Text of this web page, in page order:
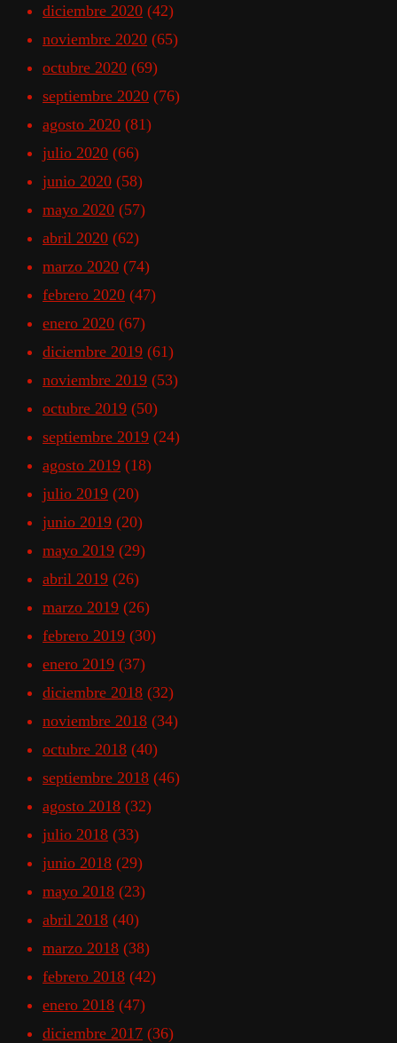
diciembre 2020 (42)
noviembre 2020 (65)
octubre 2020 (69)
septiembre 2020 (76)
agosto 2020 (81)
julio 2020 (66)
junio 2020 (58)
mayo 2020 (57)
abril 2020 (62)
marzo 2020 (74)
febrero 2020 (47)
enero 2020 (67)
diciembre 2019 (61)
noviembre 2019 (53)
octubre 2019 (50)
septiembre 2019 (24)
agosto 2019 (18)
julio 2019 (20)
junio 2019 (20)
mayo 2019 (29)
abril 2019 (26)
marzo 2019 (26)
febrero 2019 (30)
enero 2019 (37)
diciembre 2018 (32)
noviembre 2018 (34)
octubre 2018 (40)
septiembre 2018 (46)
agosto 2018 (32)
julio 2018 (33)
junio 2018 (29)
mayo 2018 (23)
abril 2018 (40)
marzo 2018 (38)
febrero 2018 (42)
enero 2018 (47)
diciembre 2017 (36)